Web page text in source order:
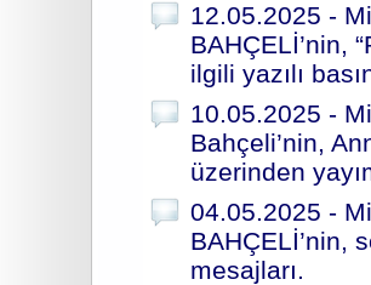
12.05.2025 -
BAHÇELİ’nin,
ilgili yazılı
10.05.2025 -
Bahçeli’nin,
üzerinden
04.05.2025 -
BAHÇELİ’nin,
mesajları.